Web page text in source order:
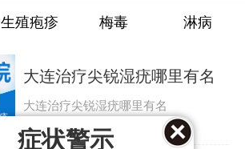
生殖疱疹 梅毒 淋病
大连治疗尖锐湿疣哪里有名
大连治疗尖锐湿疣哪里有名
症状警示